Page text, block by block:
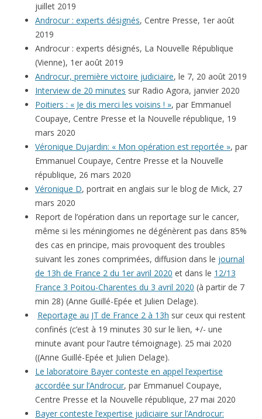
juillet 2019
Androcur : experts désignés, Centre Presse, 1er août
2019
Androcur : experts désignés, La Nouvelle République
(Vienne), 1er août 2019
Androcur, première victoire judiciaire, le 7, 20 août 2019
Interview de 20 minutes sur Radio Agora, janvier 2020
Poitiers : « Je dis merci les voisins ! », par Emmanuel
Coupaye, Centre Presse et la Nouvelle république, 19
mars 2020
Véronique Dujardin: « Mon opération est reportée », par
Emmanuel Coupaye, Centre Presse et la Nouvelle
république, 26 mars 2020
Véronique D, portrait en anglais sur le blog de Mick, 27
mars 2020
Report de l’opération dans un reportage sur le cancer,
même si les méningiomes ne dégénèrent pas dans 85%
des cas en principe, mais provoquent des troubles
suivant les zones comprimées, diffusion dans le journal
de 13h de France 2 du 1er avril 2020 et dans le 12/13
France 3 Poitou-Charentes du 3 avril 2020 (à partir de 7
min 28) (Anne Guillé-Epée et Julien Delage).
Reportage au JT de France 2 à 13h sur ceux qui restent
confinés (c’est à 19 minutes 30 sur le lien, +/- une
minute avant pour l’autre témoignage). 25 mai 2020
((Anne Guillé-Epée et Julien Delage).
Le laboratoire Bayer conteste en appel l’expertise
accordée sur l’Androcur, par Emmanuel Coupaye,
Centre Presse et la Nouvelle république, 27 mai 2020
Bayer conteste l’expertise judiciaire sur l’Androcur: